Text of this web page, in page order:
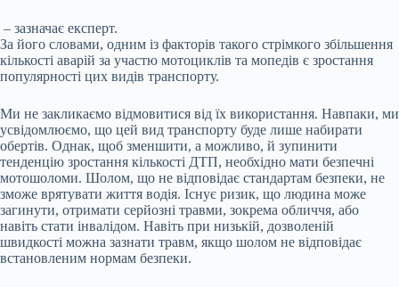
– зазначає експерт.
За його словами, одним із факторів такого стрімкого збільшення
кількості аварій за участю мотоциклів та мопедів є зростання
популярності цих видів транспорту.
Ми не закликаємо відмовитися від їх використання. Навпаки, ми
усвідомлюємо, що цей вид транспорту буде лише набирати
обертів. Однак, щоб зменшити, а можливо, й зупинити
тенденцію зростання кількості ДТП, необхідно мати безпечні
мотошоломи. Шолом, що не відповідає стандартам безпеки, не
зможе врятувати життя водія. Існує ризик, що людина може
загинути, отримати серйозні травми, зокрема обличчя, або
навіть стати інвалідом. Навіть при низькій, дозволеній
швидкості можна зазнати травм, якщо шолом не відповідає
встановленим нормам безпеки.